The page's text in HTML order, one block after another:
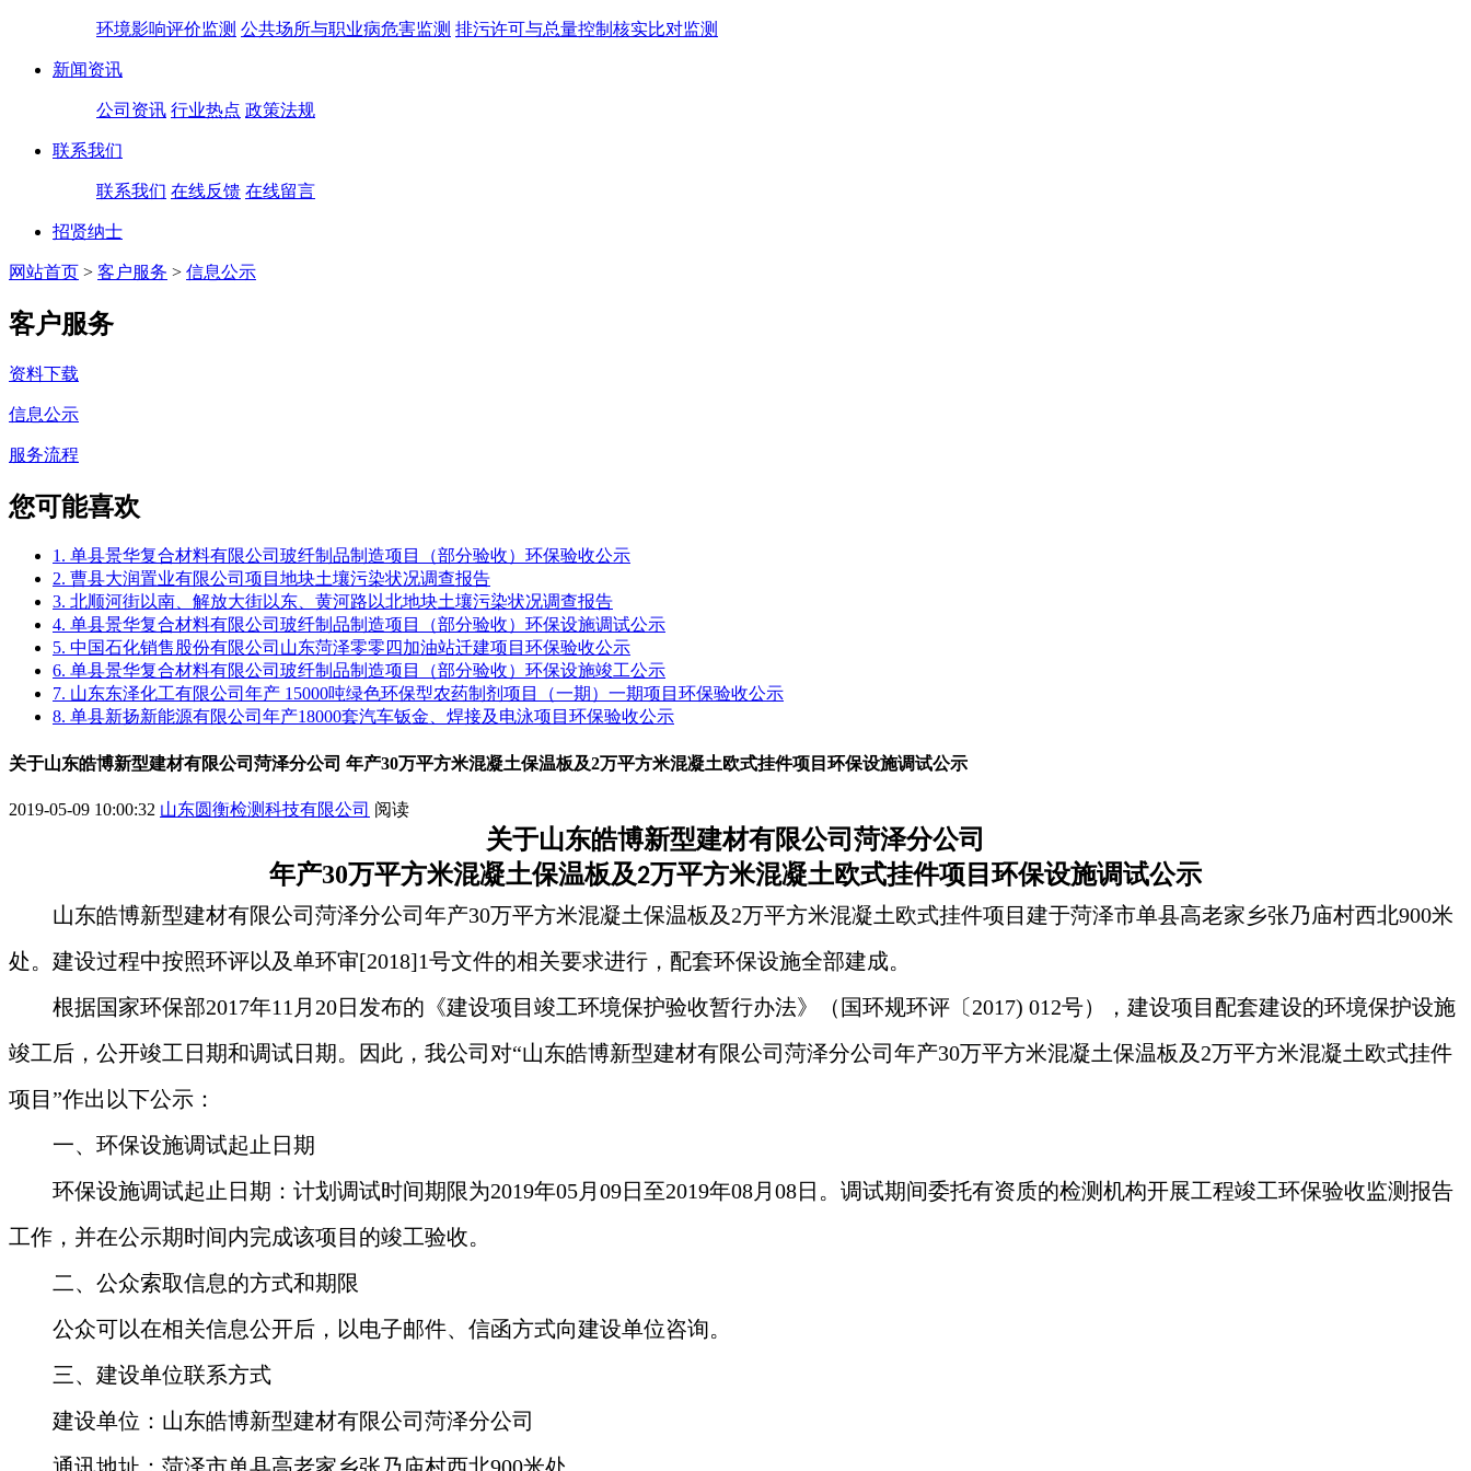
环境影响评价监测 公共场所与职业病危害监测 排污许可与总量控制核实比对监测
新闻资讯
公司资讯 行业热点 政策法规
联系我们
联系我们 在线反馈 在线留言
招贤纳士
网站首页 > 客户服务 > 信息公示
客户服务
资料下载
信息公示
服务流程
您可能喜欢
1. 单县景华复合材料有限公司玻纤制品制造项目（部分验收）环保验收公示
2. 曹县大润置业有限公司项目地块土壤污染状况调查报告
3. 北顺河街以南、解放大街以东、黄河路以北地块土壤污染状况调查报告
4. 单县景华复合材料有限公司玻纤制品制造项目（部分验收）环保设施调试公示
5. 中国石化销售股份有限公司山东菏泽零零四加油站迁建项目环保验收公示
6. 单县景华复合材料有限公司玻纤制品制造项目（部分验收）环保设施竣工公示
7. 山东东泽化工有限公司年产 15000吨绿色环保型农药制剂项目（一期）一期项目环保验收公示
8. 单县新扬新能源有限公司年产18000套汽车钣金、焊接及电泳项目环保验收公示
关于山东皓博新型建材有限公司菏泽分公司 年产30万平方米混凝土保温板及2万平方米混凝土欧式挂件项目环保设施调试公示
2019-05-09 10:00:32 山东圆衡检测科技有限公司 阅读
关于山东皓博新型建材有限公司菏泽分公司
年产30万平方米混凝土保温板及2万平方米混凝土欧式挂件项目环保设施调试公示
山东皓博新型建材有限公司菏泽分公司 年产30万平方米混凝土保温板及2万平方米混凝土欧式挂件项目 建于菏泽市单县高老家乡张乃庙村西北900米
处。建设过程中按照环评以及单环审[2018]1号文件的相关要求进行，配套环保设施全部建成。
根据国家环保部2017年11月20日发布的《建设项目竣工环境保护验收暂行办法》（国环规环评〔2017) 012号），建设项目配套建设的环境保护设施
竣工后，公开竣工日期和调试日期。因此，我公司对“山东皓博新型建材有限公司菏泽分公司 年产30万平方米混凝土保温板及2万平方米混凝土欧式挂件
项目 ”作出以下公示：
一、环保设施调试起止日期
环保设施调试起止日期：计划调试时间期限为2019年05月 09日至2019年08月 08日。调试期间委托有资质的检测机构开展工程竣工环保验收监测报告
工作，并在公示期时间内完成该项目的竣工验收。
二、公众索取信息的方式和期限
公众可以在相关信息公开后，以电子邮件、信函方式向建设单位咨询。
三、建设单位联系方式
建设单位：山东皓博新型建材有限公司菏泽分公司